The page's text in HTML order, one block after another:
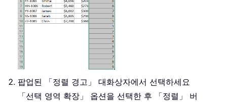
팝업된 「정렬 경고」 대화상자에서 선택하세요
「선택 영역 확장」 옵션을 선택한 후 「정렬」 버